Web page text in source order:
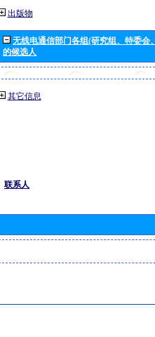
出版物
无线电通信部门各组(研究组、特委会
的候选人
其它信息
联系人